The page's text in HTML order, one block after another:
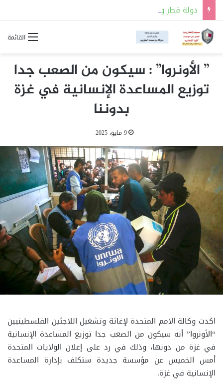
القائمة
” الأونروا” : سيكون من الصعب جدا
توزيع المساعدة الإنسانية في غزة
بدوننا
9 مايو، 2025
اكدت وكالة الامم المتحدة لإغاثة وتشغيل اللاجئين الفلسطينيين
“الأونروا” أنه سيكون من الصعب جدا توزيع المساعدة الإنسانية
في غزة من دونها، وذلك في رد على إعلان الولايات المتحدة
أمس الخميس عن مؤسسة جديدة ستكلف بإدارة المساعدة
الإنسانية في غزة.